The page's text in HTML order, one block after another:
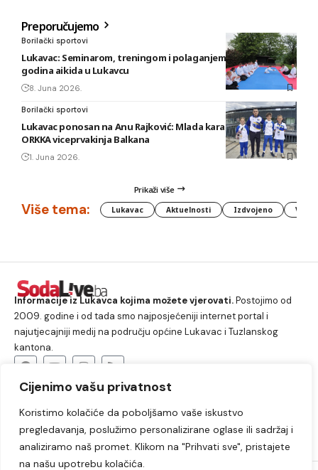
Cijenimo vašu privatnost
Koristimo kolačiće da poboljšamo vaše iskustvo
pregledavanja, poslužimo personalizirane oglase ili sadržaj i
analiziramo naš promet. Klikom na "Prihvati sve", pristajete
na našu upotrebu kolačića.
Preporučujemo
Borilački sportovi
Lukavac: Seminarom, treningom i polaganjem obilježeno 20
godina aikida u Lukavcu
8. Juna 2026.
Borilački sportovi
Lukavac ponosan na Anu Rajković: Mlada karatistkinja KBS
ORKKA viceprvakinja Balkana
1. Juna 2026.
Prikaži više
Više tema: Lukavac Aktuelnosti Izdvojeno
Informacije iz Lukavca kojima možete vjerovati.Postojimo od
2009. godine i od tada smo najposjećeniji internet portal i
najutjecajniji medij na području općine Lukavac i Tuzlanskog
kantona.
Lukavac Društvo Crna hronika
Sport
Kultura
Kolumne Slobodno vrijeme